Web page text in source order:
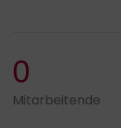
0
Mitarbeitende